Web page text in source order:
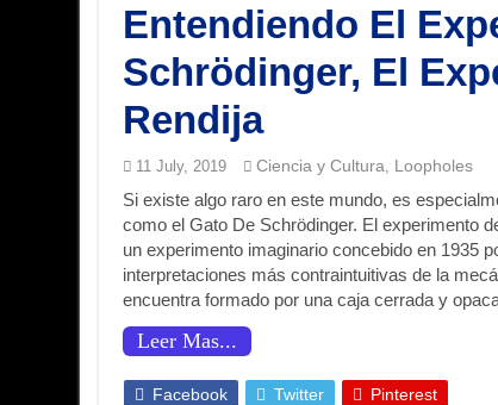
Entendiendo El
Schrödinger, El
Rendija
11 July, 2019 Ciencia y Cultura Loopholes
Si existe algo raro en este mundo, es
como el Gato De Schrödinger. El experimento
un experimento imaginario concebido en 1935
interpretaciones más contraintuitivas de la
encuentra formado por una caja cerrada y
Leer Mas...
Facebook Twitter Pinterest